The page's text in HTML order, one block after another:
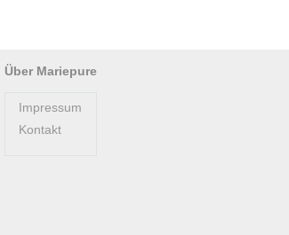
Über Mariepure
Impressum
Kontakt